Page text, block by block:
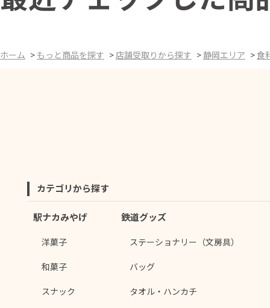
ホーム > もっと商品を探す > 店舗受取りから探す >静岡エリア >食
カテゴリから探す
駅ナカみやげ
洋菓子
和菓子
スナック
鉄道グッズ
ステーショナリー（文房具）
バッグ
タオル・ハンカチ